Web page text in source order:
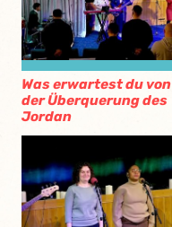
Was erwartest du von
der Überquerung des
Jordan